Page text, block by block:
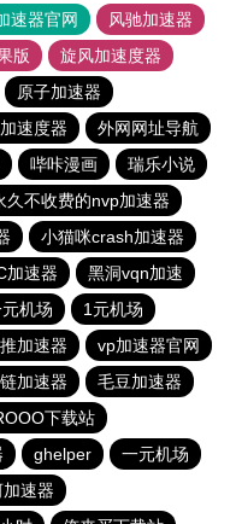
速器官网
风驰加速器
版
旋风加速度器
原子加速器
速度器
外网网址导航
哔咔漫画
瑞乐小说
久不收费的nvp加速器
小猫咪crash加速器
加速器
黑洞vqn加速
机场
1元机场
加速器
vp加速器官网
加速器
毛豆加速器
下载站
ghelper
一元机场
速器